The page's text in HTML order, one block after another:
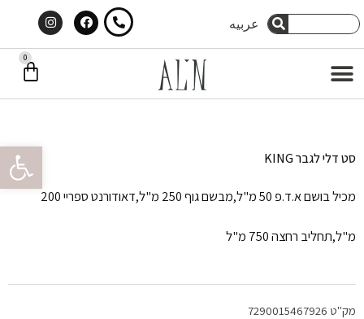
פתח
דילוג
חיפוש
חיפוש
عربيه
Facebook
Instagram
תפריט
0
סט דלי לגבר KING
מכיל בושם א.ד.פ 50 מ"ל,מבשם גוף 250 מ"ל,דאודורנט ספריי 200
מ"ל,תחליב רחצה 750 מ"ל
מק"ט 7290015467926